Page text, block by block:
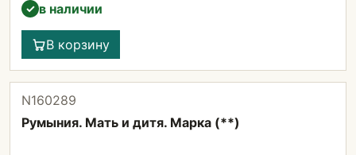
✓ в наличии
В корзину
N160289
Румыния. Мать и дитя. Марка (**)